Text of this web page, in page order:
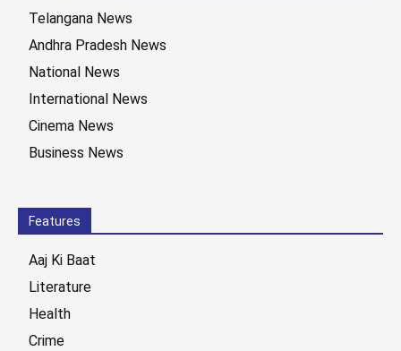
Telangana News
Andhra Pradesh News
National News
International News
Cinema News
Business News
Features
Aaj Ki Baat
Literature
Health
Crime